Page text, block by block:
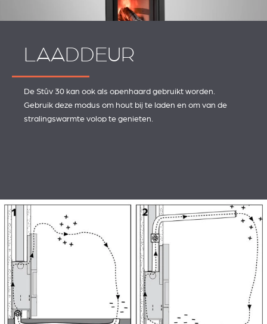
LAADDEUR
De Stûv 30 kan ook als openhaard gebruikt worden.
Gebruik deze modus om hout bij te laden en om van de
stralingswarmte volop te genieten.